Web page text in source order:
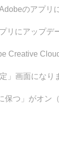
のアプリ
リにアップデ
Creative
」画面になり
保つ」がオン